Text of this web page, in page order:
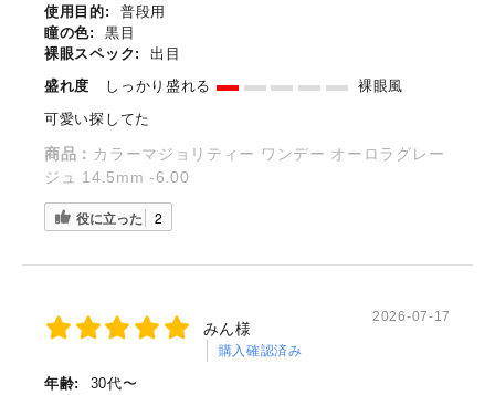
使用目的:
普段用
瞳の色:
黒目
裸眼スペック:
出目
盛れ度
しっかり盛れる
裸眼風
可愛い探してた
商品： カラーマジョリティー ワンデー オーロラグレー
ジュ 14.5mm -6.00
役に立った 2
みん様
購入確認済み
2026-07-17
年齢:
30代〜